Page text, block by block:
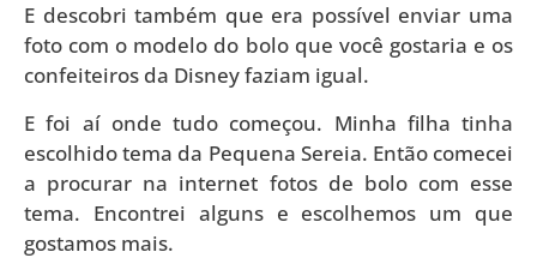
E descobri também que era possível enviar uma
foto com o modelo do bolo que você gostaria e os
confeiteiros da Disney faziam igual.
E foi aí onde tudo começou. Minha filha tinha
escolhido tema da Pequena Sereia. Então comecei
a procurar na internet fotos de bolo com esse
tema. Encontrei alguns e escolhemos um que
gostamos mais.